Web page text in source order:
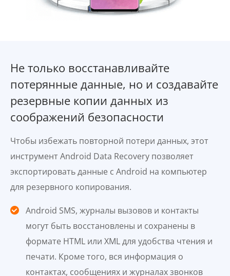
Не только восстанавливайте
потерянные данные, но и создавайте
резервные копии данных из
соображений безопасности
Чтобы избежать повторной потери данных, этот
инструмент Android Data Recovery позволяет
экспортировать данные с Android на компьютер
для резервного копирования.
Android SMS, журналы вызовов и контакты
могут быть восстановлены и сохранены в
формате HTML или XML для удобства чтения и
печати. Кроме того, вся информация о
контактах, сообщениях и журналах звонков